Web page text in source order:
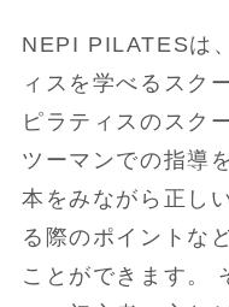
NEPI PILATESは
ィスを学べるスク
ピラティスのスク
ツーマンでの指導
本をみながら正し
る際のポイントな
ことができます。